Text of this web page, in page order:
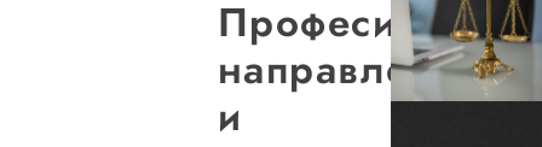
направления
и